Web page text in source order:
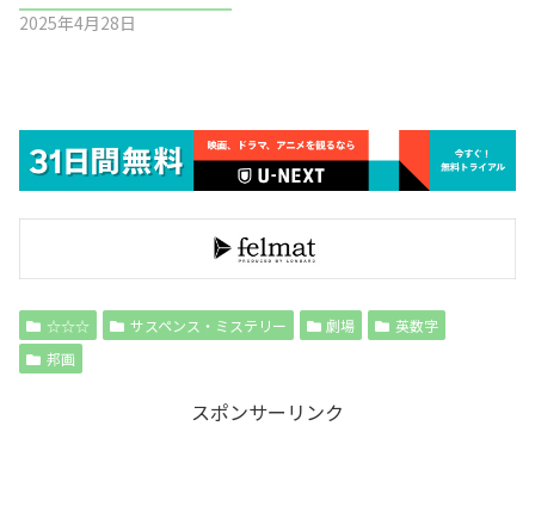
2025年4月28日
☆☆☆ サスペンス・ミステリー 劇場
英数字
邦画
スポンサーリンク